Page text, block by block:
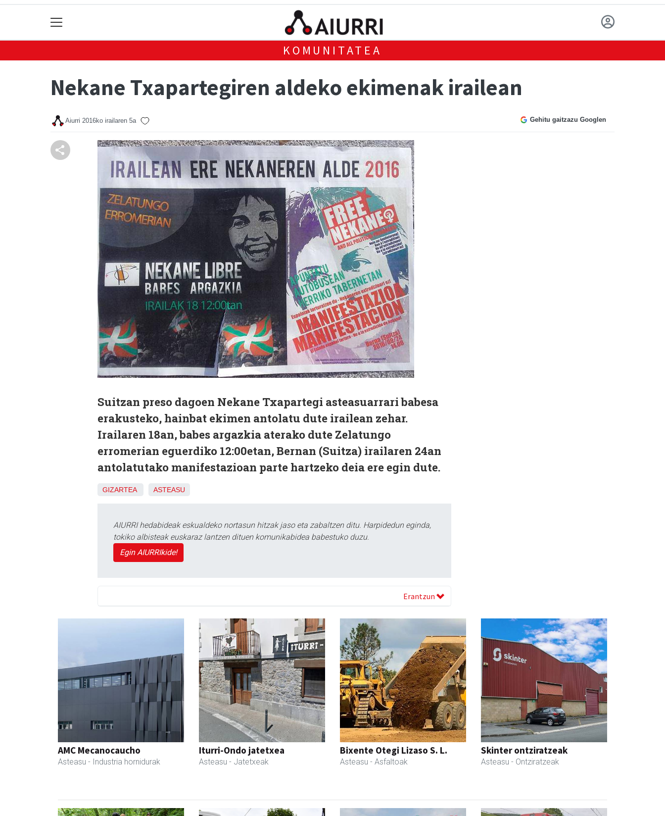
KOMUNITATEA
Nekane Txapartegiren aldeko ekimenak irailean
Aiurri 2016ko irailaren 5a Gehitu gaitzazu Googlen
Suitzan preso dagoen Nekane Txapartegi asteasuarrari babesa
erakusteko, hainbat ekimen antolatu dute irailean zehar.
Irailaren 18an, babes argazkia aterako dute Zelatungo
erromerian eguerdiko 12:00etan, Bernan (Suitza) irailaren 24an
antolatutako manifestazioan parte hartzeko deia ere egin dute.
GIZARTEA ASTEASU
AIURRI hedabideak eskualdeko nortasun hitzak jaso eta zabaltzen ditu. Harpidedun eginda,
tokiko albisteak euskaraz lantzen dituen komunikabidea babestuko duzu.
Egin AIURRIkide!
Erantzun
AMC Mecanocaucho
Asteasu - Industria hornidurak
Iturri-Ondo jatetxea
Asteasu - Jatetxeak
Bixente Otegi Lizaso S. L.
Asteasu - Asfaltoak
Skinter ontziratzeak
Asteasu - Ontziratzeak